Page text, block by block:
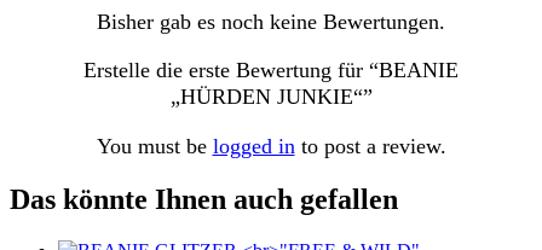
Bisher gab es noch keine Bewertungen.
Erstelle die erste Bewertung für “BEANIE
„HÜRDEN JUNKIE“”
You must be logged into post a review.
Das könnte Ihnen auch gefallen